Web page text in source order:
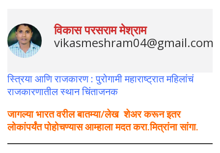
विकास परसराम मेश्राम
vikasmeshram04@gmail.com
स्त्रिया आणि राजकारण : पुरोगामी महाराष्ट्रात महिलांचं
राजकारणातील स्थान चिंताजनक
जागल्या भारत वरील बातम्या/लेख शेअर करून इतर
लोकांपर्यंत पोहोचण्यास आम्हाला मदत करा.मित्रांना सांगा.